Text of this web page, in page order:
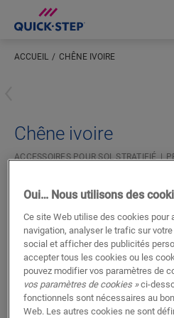
ACCUEIL CHÊNE IVOIRE
Chêne ivoire
ACCESSOIRES POUR SOL STRATIFIÉ
Fonctionnalités du
Oui… Nous utilisons des
Ce site Web utilise des cookies pour
navigation, analyser le trafic sur
social et afficher des publicités
accepter tous les cookies ou les
pouvez modifier vos paramètres de
vos paramètres de cookies »ci-
fonctionnels sont nécessaires au
Web. Les autres cookies ne sont